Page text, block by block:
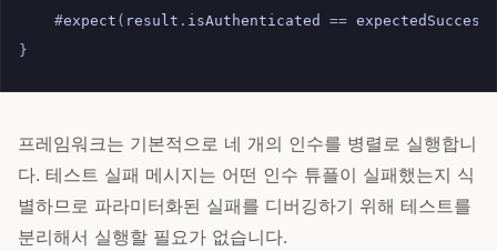
#expect ( result . isAuthenticated == expectedSuccess
}
프레임워크는 기본적으로 네 개의 인수를 병렬로 실행합니
다. 테스트 실패 메시지는 어떤 인수 튜플이 실패했는지 식
별하므로 파라미터화된 실패를 디버깅하기 위해 테스트를
분리해서 실행할 필요가 없습니다.